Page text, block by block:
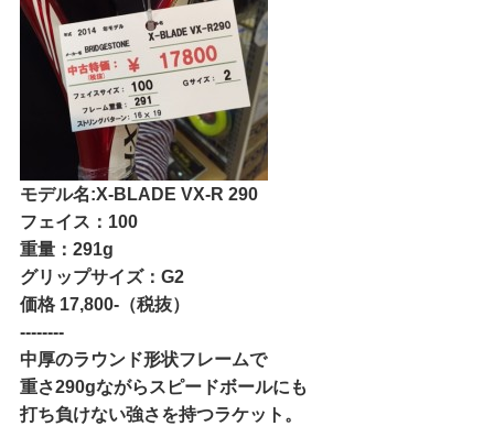
モデル名:X-BLADE VX-R 290
フェイス：100
重量：291g
グリップサイズ：G2
価格 17,800-（税抜）
--------
中厚のラウンド形状フレームで
重さ290gながらスピードボールにも
打ち負けない強さを持つラケット。